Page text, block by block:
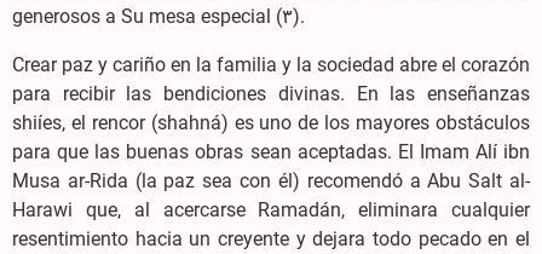
generosos a Su mesa especial (۳).
Crear paz y cariño en la familia y la sociedad abre el corazón
para recibir las bendiciones divinas. En las enseñanzas
shiíes, el rencor (shahná) es uno de los mayores obstáculos
para que las buenas obras sean aceptadas. El Imam Alí ibn
Musa ar-Rida (la paz sea con él) recomendó a Abu Salt al-
Harawi que, al acercarse Ramadán, eliminara cualquier
resentimiento hacia un creyente y dejara todo pecado en el